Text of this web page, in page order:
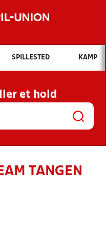
Hvad vil du søge efter?
OG NYHEDER
KLUBBER OG
SPILLESTED KAMP
et hold
TANGEN